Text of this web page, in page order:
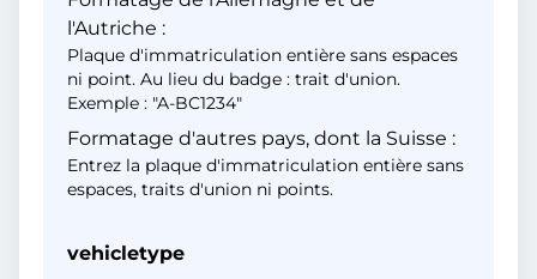
l'Autriche :
Plaque d'immatriculation entière sans espaces
ni point. Au lieu du badge : trait d'union.
Exemple : "A-BC1234"
Formatage d'autres pays, dont la Suisse :
Entrez la plaque d'immatriculation entière sans
espaces, traits d'union ni points.
vehicletype